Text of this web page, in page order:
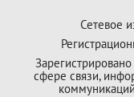
Сетевое
сфере связи,